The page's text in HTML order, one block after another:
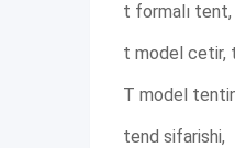
t formalı
t model cetir,
T model tentin
tend sifarishi,